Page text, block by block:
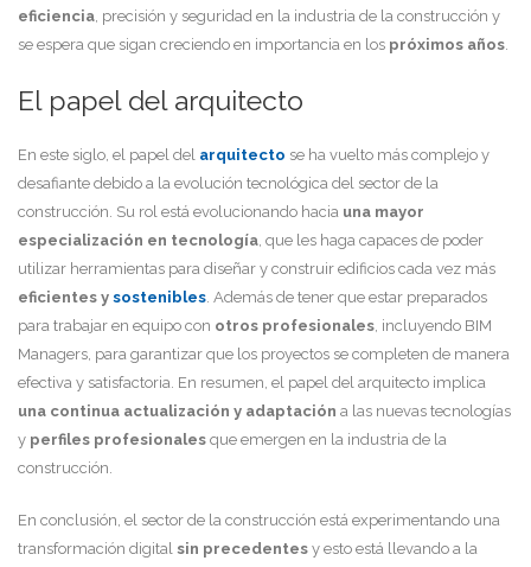
eficiencia, precisión y seguridad en la industria de la construcción y
se espera que sigan creciendo en importancia en los próximos años.
El papel del arquitecto
En este siglo, el papel del arquitecto se ha vuelto más complejo y
desafiante debido a la evolución tecnológica del sector de la
construcción. Su rol está evolucionando hacia una mayor
especialización en tecnología, que les haga capaces de poder
utilizar herramientas para diseñar y construir edificios cada vez más
eficientes y sostenibles. Además de tener que estar preparados
para trabajar en equipo con otros profesionales, incluyendo BIM
Managers, para garantizar que los proyectos se completen de manera
efectiva y satisfactoria. En resumen, el papel del arquitecto implica
una continua actualización y adaptación a las nuevas tecnologías
y perfiles profesionales que emergen en la industria de la
construcción.
En conclusión, el sector de la construcción está experimentando una
transformación digital sin precedentes y esto está llevando a la